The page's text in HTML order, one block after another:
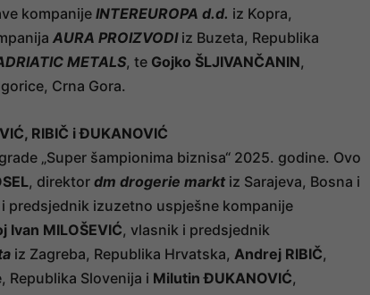
kompanijeINTEREUROPA d.d. iz Kopra,
AURA PROIZVODIiz Buzeta, Republika
METALS, te Gojko ŠLJIVANČANIN,
Crna Gora.
RIBIČ i ĐUKANOVIĆ
„Super šampionima biznisa“ 2025. godine. Ovo
, direktor dm drogerie markt iz Sarajeva, Bosna i
predsjednik izuzetno uspješne kompanije
Ivan MILOŠEVIĆ, vlasnik i predsjednik
iz Zagreba, Republika Hrvatska, Andrej RIBIČ,
Republika Slovenija i Milutin ĐUKANOVIĆ,